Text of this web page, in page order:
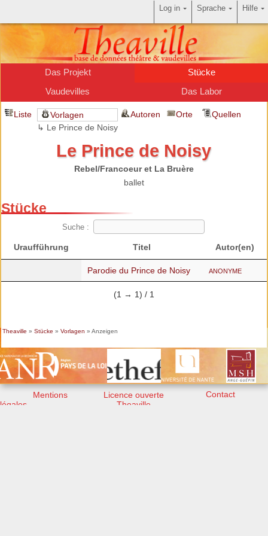
Das Projekt
Stücke
Vaudevilles
Das Labor
Liste
Vorlagen
↳ Le Prince de Noisy
Autoren Orte Quellen
Le Prince de Noisy
Rebel/Francoeur et La Bruère
ballet
Stücke
Suche :
Uraufführung Titel Autor(en)
Parodie du Prince de Noisy anonyme
(1 → 1) / 1
Theaville » Stücke » Vorlagen » Anzeigen
Hilfe
Sprache
Log in
Mentions
légales
Licence ouverte
Theaville
Contact